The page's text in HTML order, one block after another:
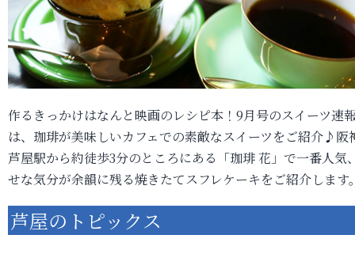
作るきっかけはなんと映画のレシピ本！9月号のスイーツ速
は、珈琲が美味しいカフェでの素敵なスイーツをご紹介♪阪
芦屋駅から約徒歩3分のところにある「珈琲 花」で一番人気
せな気分が余韻に残る焼きたてスフレケーキをご紹介します
芦屋のトピックス